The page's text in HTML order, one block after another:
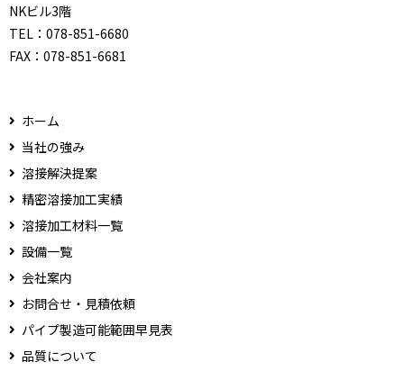
NKビル3階
TEL： 078-851-6680
FAX： 078-851-6681
ホーム
当社の強み
溶接解決提案
精密溶接加工実績
溶接加工材料一覧
設備一覧
会社案内
お問合せ・見積依頼
パイプ製造可能範囲早見表
品質について